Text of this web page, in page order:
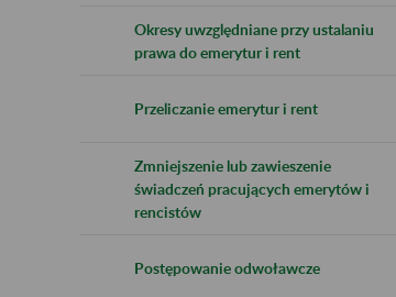
Okresy uwzględniane przy ustalaniu
prawa do emerytur i rent
Przeliczanie emerytur i rent
Zmniejszenie lub zawieszenie
świadczeń pracujących emerytów i
rencistów
Postępowanie odwoławcze